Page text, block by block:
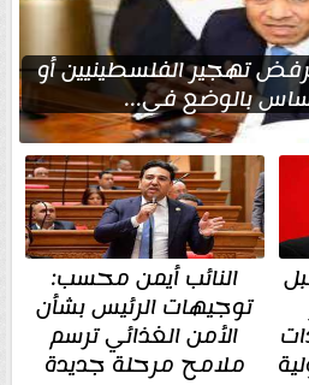
تهجير الفلسطينيين أو
بالوضع في...
النائب أيمن محسب:
توجيهات الرئيس بشأن
الأمن الغذائي ترسم
ملامح مرحلة جديدة